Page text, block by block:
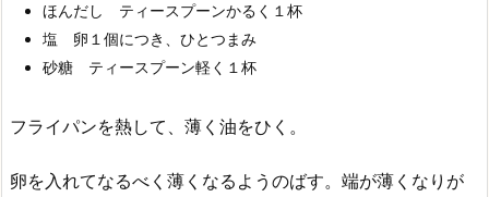
ほんだし ティースプーンかるく１杯
塩 卵１個につき、ひとつまみ
砂糖 ティースプーン軽く１杯
フライパンを熱して、薄く油をひく。
卵を入れてなるべく薄くなるようのばす。端が薄くなりが